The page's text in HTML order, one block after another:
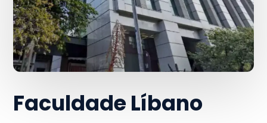
Faculdade Líbano